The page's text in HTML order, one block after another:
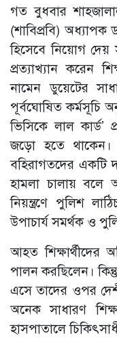
গত বুধবার
(শাবিপ্রবি)
হিসেবে নিয়োগ দেয়
প্রত্যাখ্যান করেন
নামেন ডুয়েটের
পূর্বঘোষিত কর্মসূচি
ভিসিকে লাল কার্ড’
জড়ো হতে
বহিরাগতদের
হামলা চালায় বলে
নিয়ন্ত্রণে পুলিশ
উপাচার্য সমর্থক ও
আহত শিক্ষার্থীদের
পালন করছিলেন।
এসে তাদের ওপর
অনেক সাধারণ
হাসপাতালে